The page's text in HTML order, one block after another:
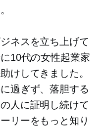
ネスを立ち上げて
10代の女性起業家
けしてきました。
過ぎず、落胆する
人に証明し続けて
リーをもっと知り